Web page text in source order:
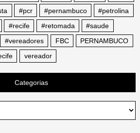
#pcr #pernambuco
#petrolina
#recife #retomada
#saude
#vereadores FBC
PERNAMBUCO
vereador
Categorias